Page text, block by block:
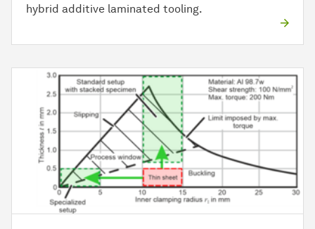
hybrid additive laminated tooling.